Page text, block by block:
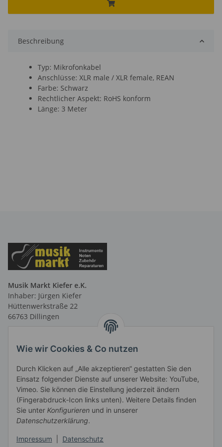
Wie wir Cookies & Co nutzen
Durch Klicken auf „Alle akzeptieren“ gestatten Sie den
Einsatz folgender Dienste auf unserer Website: YouTube,
Vimeo. Sie können die Einstellung jederzeit ändern
(Fingerabdruck-Icon links unten). Weitere Details finden
Sie unter Konfigurieren und in unserer
Datenschutzerklärung.
Impressum Datenschutz
Beschreibung
Typ: Mikrofonkabel
Anschlüsse: XLR male / XLR female, REAN
Farbe: Schwarz
Rechtlicher Aspekt: RoHS konform
Länge: 3 Meter
Musik Markt Kiefer e.K.
Inhaber: Jürgen Kiefer
Hüttenwerkstraße 22
66763 Dillingen
Telefax: 06831 9 66 58 41
Öffnungszeiten:
MO-FR 13.00 - 18.00 Uhr und
vormittags nach Vereinbarung
SA 10.00 - 14.00 Uhr
Informationen